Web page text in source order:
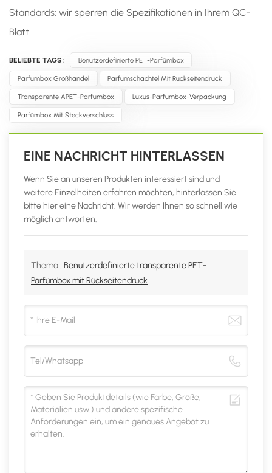
Standards; wir sperren die Spezifikationen in Ihrem QC-
Blatt.
BELIEBTE TAGS : Benutzerdefinierte PET-Parfümbox
Parfümbox Großhandel Parfümschachtel Mit Rückseitendruck
Transparente APET-Parfümbox Luxus-Parfümbox-Verpackung
Parfümbox Mit Steckverschluss
EINE NACHRICHT HINTERLASSEN
Wenn Sie an unseren Produkten interessiert sind und
weitere Einzelheiten erfahren möchten, hinterlassen Sie
bitte hier eine Nachricht. Wir werden Ihnen so schnell wie
möglich antworten.
Thema : Benutzerdefinierte transparente PET-
Parfümbox mit Rückseitendruck